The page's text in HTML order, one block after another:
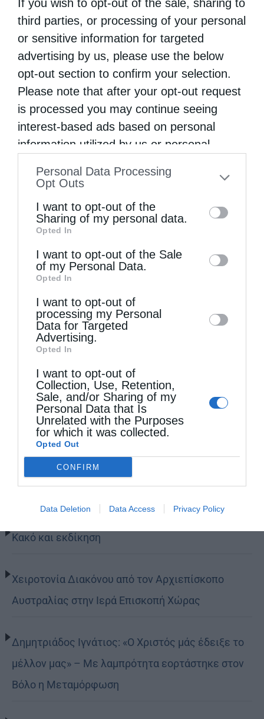
If you wish to opt-out of the sale, sharing to
third parties, or processing of your personal
or sensitive information for targeted
advertising by us, please use the below
opt-out section to confirm your selection.
Please note that after your opt-out request
is processed you may continue seeing
interest-based ads based on personal
information utilized by us or personal
to your opt-out. You may separately opt-out
information by third parties on the IAB’s list
of downstream participants. This
information may also be disclosed by us to
third parties on theIAB’s List of
Downstream Participants
disclose it to other third parties.
Personal Data Processing
Opt Outs
I want to opt-out of the
Sharing of my personal data.
Opted In
I want to opt-out of the Sale
of my Personal Data.
Opted In
I want to opt-out of
processing my Personal
Data for Targeted
Advertising.
Opted In
I want to opt-out of
Collection, Use, Retention,
Sale, and/or Sharing of my
Personal Data that Is
Unrelated with the Purposes
for which it was collected.
Opted Out
CONFIRM
Data Deletion Data Access Privacy Policy
Κοιμήσεως Θεοτόκου Δικηγορικών
Γλυφάδας Είμαστε σίγουροι ότι ο τίτλος του
άρθρου θα παραξενέψει τον αναγνώστη και
ενδεχομένως τον σκανδαλίσει. Πριν βγάλει
όμως …
Τελευταία άρθρα
Κακό και εκδίκηση
Χειροτονία Διακόνου από τον Αρχιεπίσκοπο
Αυστραλίας στην Ιερά Επισκοπή Χώρας
Δημητριάδος Ιγνάτιος: «Ο Χριστός μάς έδειξε το
μέλλον μας» – Με λαμπρότητα εορτάστηκε στον
Βόλο η Μεταμόρφωση